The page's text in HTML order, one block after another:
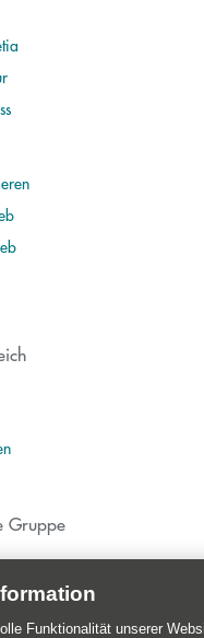
Gruppe
Funktionalität unserer